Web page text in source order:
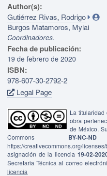
Author(s):
Gutiérrez Rivas, Rodrigo
Burgos Matamoros, Mylai
Coordinadores.
Fecha de publicación:
19 de febrero de 2020
ISBN:
978-607-30-2792-2
Legal Page
La
obra
de México.
Commons BY-
https://creativecommons.org/
asignación de la licencia 19-02-
Secretaria Técnica al correo
licencia